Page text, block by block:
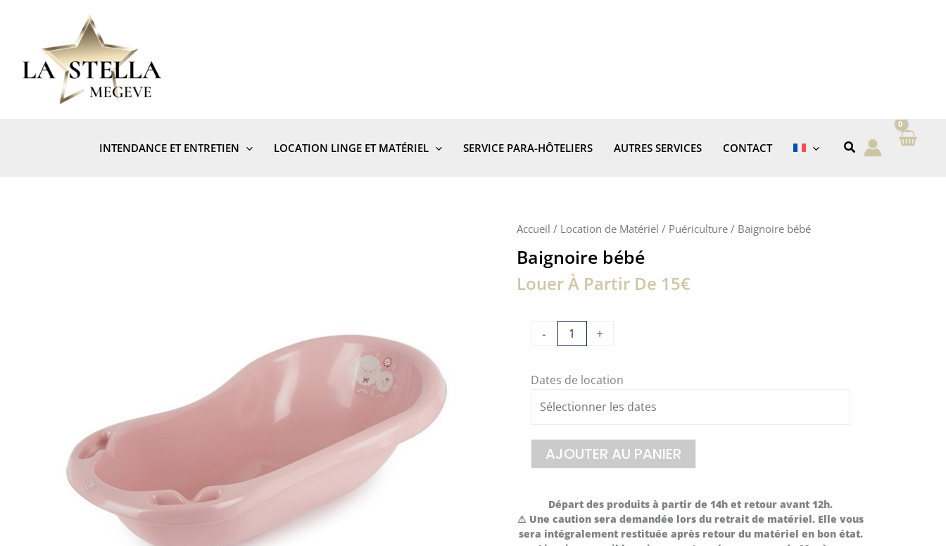
INTENDANCE ET ENTRETIEN LOCATION LINGE ET MATÉRIEL SERVICE PARA-HÔTELIERS AUTRES SERVICES CONTACT
Accueil / Location de Matériel / Puériculture/ Baignoire bébé
Baignoire bébé
Louer À Partir De 15€
-
quantité
bébé
+
Dates de location
AJOUTER AU PANIER
Départ des produits à partir de 14h et retour avant 12h.
⚠ Une caution sera demandée lors du retrait de matériel. Elle vous
sera intégralement restituée après retour du matériel en bon état.